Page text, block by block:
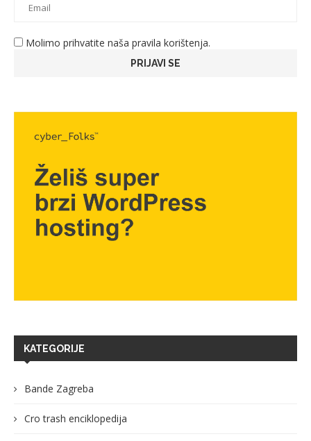
Molimo prihvatite naša pravila korištenja.
KATEGORIJE
Bande Zagreba
Cro trash enciklopedija